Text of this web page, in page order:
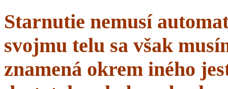
Starnutie nemusí
svojmu telu sa však
znamená okrem iného